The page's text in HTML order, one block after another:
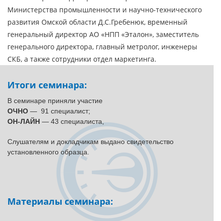
Министерства промышленности и научно-технического
развития Омской области Д.С.Гребенюк, временный
генеральный директор АО «НПП «Эталон», заместитель
генерального директора, главный метролог, инженеры
СКБ, а также сотрудники отдел маркетинга.
Итоги семинара:
В семинаре приняли участие
ОЧНО — 91 специалист;
ОН-ЛАЙН — 43 специалиста,
Слушателям и докладчикам выдано свидетельство
установленного образца.
Материалы семинара: